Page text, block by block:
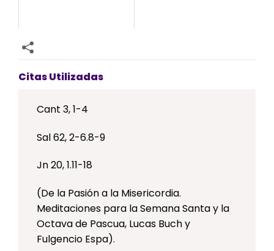
Citas Utilizadas
Cant 3, 1-4
Sal 62, 2-6.8-9
Jn 20, 1.11-18
(De la Pasión a la Misericordia.
Meditaciones para la Semana Santa y la
Octava de Pascua, Lucas Buch y
Fulgencio Espa).